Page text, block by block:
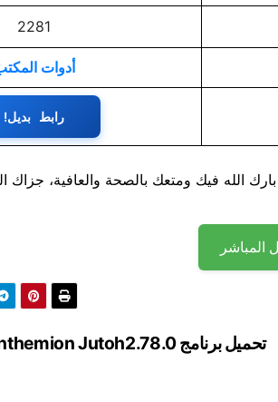
2281
أدوات
رابط بديل!
الله فيك ومتعك بالصحة والعافية، جزاك
المباشر